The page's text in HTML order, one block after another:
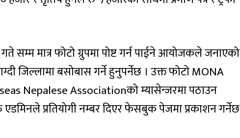
सम्म मात्र फोटो ग्रुपमा पोष्ट गर्न पाईने आयोजकले जनाएको
जिल्लामा बसोबास गर्ने हुनुपर्नेछ । उक्त फोटो MONA
Nepalese Associationको म्यासेन्जरमा पठाउन
प्रतियोगी नम्बर दिएर फेसबुक पेजमा प्रकाशन गर्नेछ